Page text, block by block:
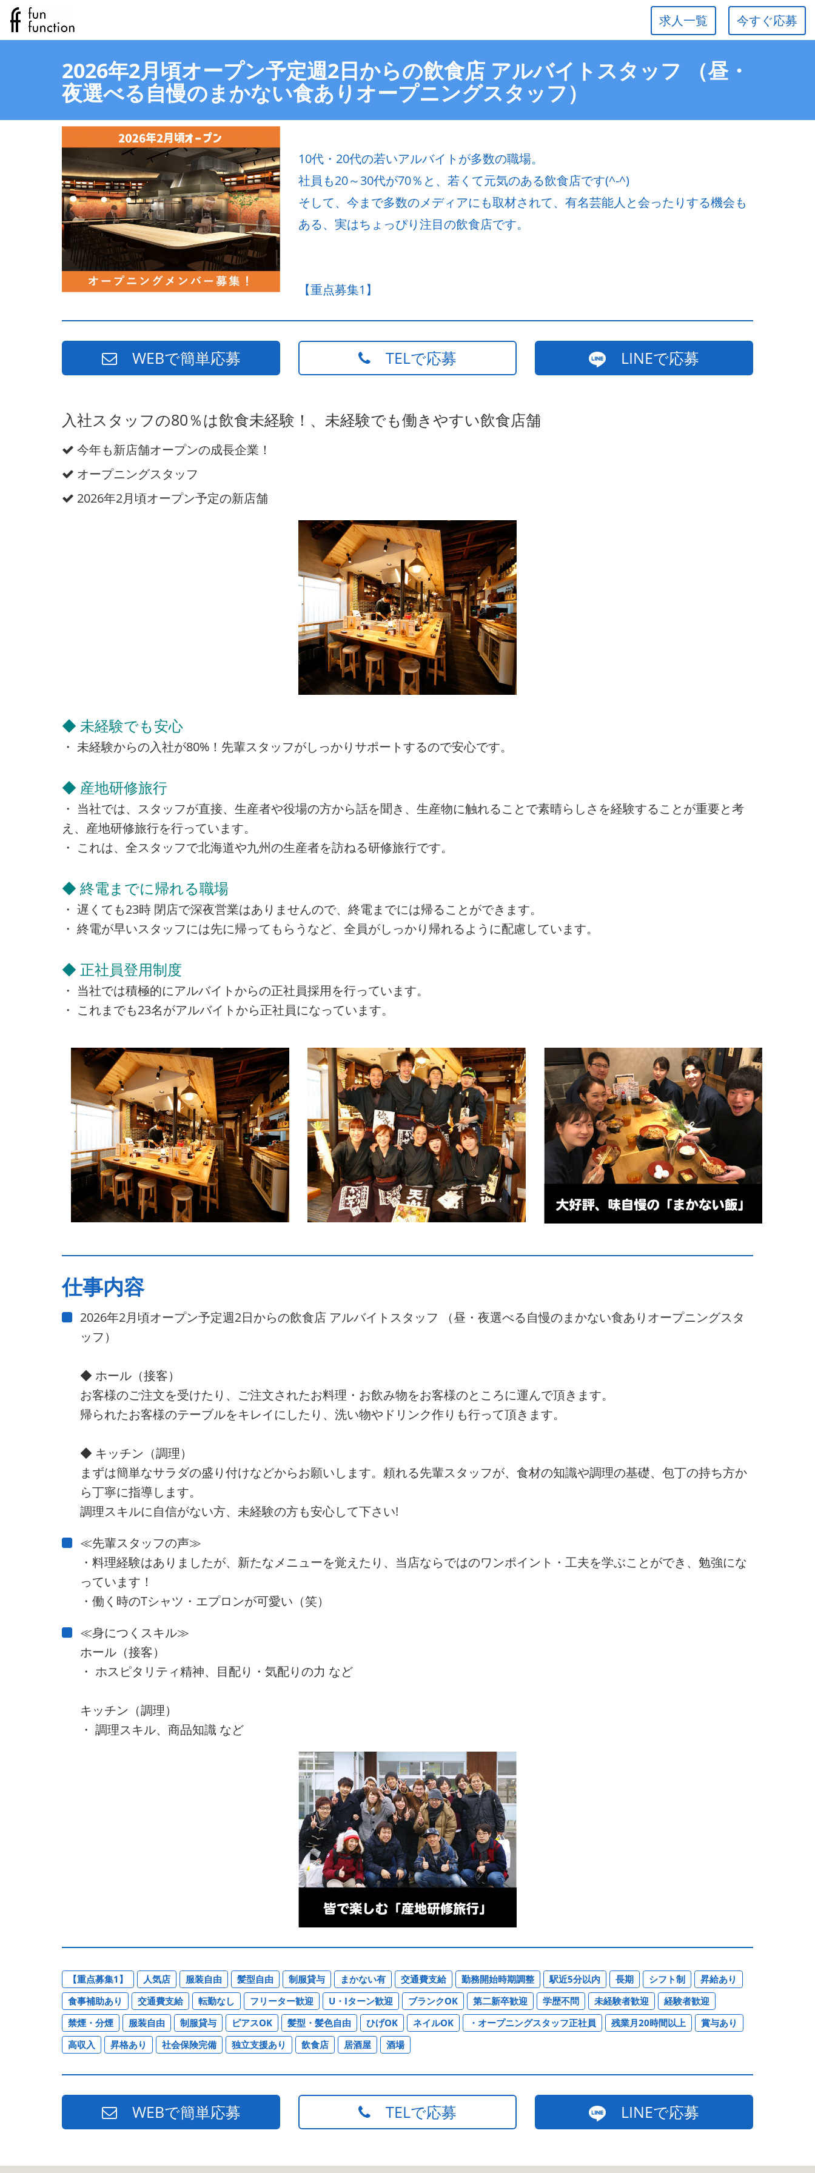
今すぐ応募
求人一覧
2026年2月頃オープン予定週2日からの飲食店 アルバイトスタッフ （昼・
夜選べる自慢のまかない食ありオープニングスタッフ）
10代・20代の若いアルバイトが多数の職場。
社員も20～30代が70％と、若くて元気のある飲食店です(^-^)
そして、今まで多数のメディアにも取材されて、有名芸能人と会ったりする機会も
ある、実はちょっぴり注目の飲食店です。
【重点募集1】
WEBで簡単応募 TELで応募 LINEで応募
入社スタッフの80％は飲食未経験！、未経験でも働きやすい飲食店舗
今年も新店舗オープンの成長企業！
オープニングスタッフ
2026年2月頃オープン予定の新店舗
◆ 未経験でも安心
・ 未経験からの入社が80%！先輩スタッフがしっかりサポートするので安心です。
◆ 産地研修旅行
・ 当社では、スタッフが直接、生産者や役場の方から話を聞き、生産物に触れることで素晴らしさを経験することが重要と考
え、産地研修旅行を行っています。
・ これは、全スタッフで北海道や九州の生産者を訪ねる研修旅行です。
◆ 終電までに帰れる職場
・ 遅くても23時 閉店で深夜営業はありませんので、終電までには帰ることができます。
・ 終電が早いスタッフには先に帰ってもらうなど、全員がしっかり帰れるように配慮しています。
◆ 正社員登用制度
・ 当社では積極的にアルバイトからの正社員採用を行っています。
・ これまでも23名がアルバイトから正社員になっています。
仕事内容
2026年2月頃オープン予定週2日からの飲食店 アルバイトスタッフ （昼・夜選べる自慢のまかない食ありオープニングスタ
ッフ）
◆ ホール（接客）
お客様のご注文を受けたり、ご注文されたお料理・お飲み物をお客様のところに運んで頂きます。
帰られたお客様のテーブルをキレイにしたり、洗い物やドリンク作りも行って頂きます。
◆ キッチン（調理）
まずは簡単なサラダの盛り付けなどからお願いします。頼れる先輩スタッフが、食材の知識や調理の基礎、包丁の持ち方か
ら丁寧に指導します。
調理スキルに自信がない方、未経験の方も安心して下さい!
≪先輩スタッフの声≫
・料理経験はありましたが、新たなメニューを覚えたり、当店ならではのワンポイント・工夫を学ぶことができ、勉強にな
っています！
・働く時のTシャツ・エプロンが可愛い（笑）
≪身につくスキル≫
ホール（接客）
・ ホスピタリティ精神、目配り・気配りの力 など
キッチン（調理）
・ 調理スキル、商品知識 など
【重点募集1】 人気店 服装自由 髪型自由 制服貸与 まかない有 交通費支給 勤務開始時期調整 駅近5分以内 長期 シフト制
昇給あり
食事補助あり
交通費支給 転勤なし フリーター歓迎 U・Iターン歓迎 ブランクOK 第二新卒歓迎 学歴不問 未経験者歓迎
経験者歓迎
禁煙・分煙
服装自由 制服貸与 ピアスOK 髪型・髪色自由 ひげOK ネイルOK ・オープニングスタッフ正社員 残業月20時間以上
賞与あり
高収入
昇格あり 社会保険完備 独立支援あり 飲食店 居酒屋 酒場
WEBで簡単応募 TELで応募 LINEで応募